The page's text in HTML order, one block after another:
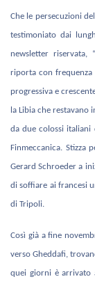
Che le persecuzioni
testimoniato dai
newsletter riservata,
riporta con
progressiva e
la Libia che restavano
da due colossi italiani
Finmeccanica. Stizza
Gerard Schroeder a
di soffiare ai francesi
di Tripoli.
Così già a fine
verso Gheddafi,
quei giorni è arrivato